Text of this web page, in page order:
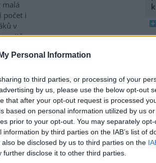
Personal Information
to third parties, or processing of your
by us, please use the below opt-out
that after your opt-out request is processed
based on personal information utilized by us
prior to your opt-out. You may separately
by third parties on the IAB’s list of
be disclosed by us to third parties on the
further disclose it to other third parties.
malá
počet i
v
úkryt i
výnosů